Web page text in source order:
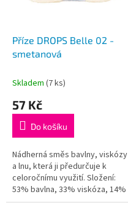
Příze DROPS Belle 02 -
smetanová
Skladem (7 ks)
57 Kč
Do košíku
Nádherná směs bavlny, viskózy
a lnu, která ji předurčuje k
celoročnímu využití. Složení:
53% bavlna, 33% viskóza, 14%
len Váha/návin: 50 g = cca 120